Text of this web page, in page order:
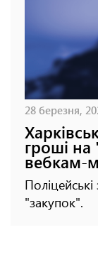
28 березня,
гроші на
вебкам-
"закупок".